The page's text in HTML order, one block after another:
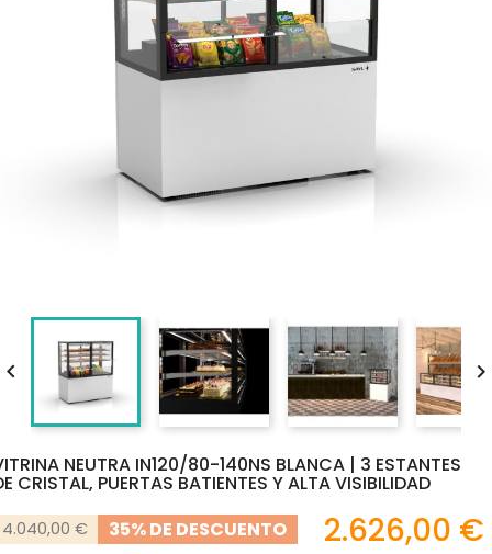
NEUTRA IN120/80-140NS BLANCA | 3 ESTANTES
CRISTAL, PUERTAS BATIENTES Y ALTA VISIBILIDAD
4.040,00 € 35% DE DESCUENTO 2.626,00 €